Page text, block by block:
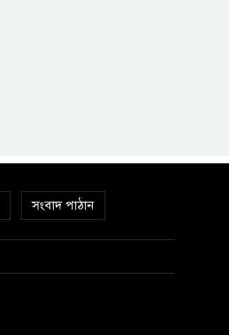
সংবাদ পাঠান